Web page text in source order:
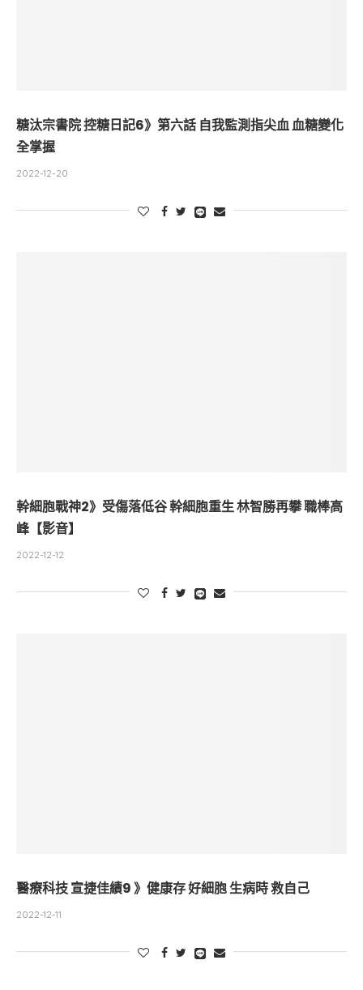
糖汰宗書院 控糖日記6》第六話 自我監測指尖血 血糖變化
全掌握
2022-12-20
幹細胞戰神2》受傷落低谷 幹細胞重生 林智勝再攀 職棒高
峰【影音】
2022-12-12
醫療科技 宣捷佳績9 》健康存 好細胞 生病時 救自己
2022-12-11